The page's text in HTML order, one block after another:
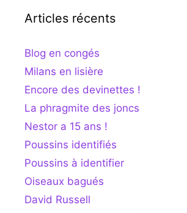
Articles récents
Blog en congés
Milans en lisière
Encore des devinettes !
La phragmite des joncs
Nestor a 15 ans !
Poussins identifiés
Poussins à identifier
Oiseaux bagués
David Russell